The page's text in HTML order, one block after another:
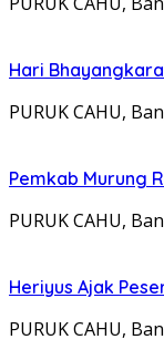
Hari
PURUK CAHU,
Pemkab Murung
PURUK CAHU,
Heriyus Ajak
PURUK CAHU,